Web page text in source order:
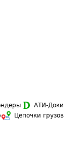
АТИ-Доки
Цепочки грузов